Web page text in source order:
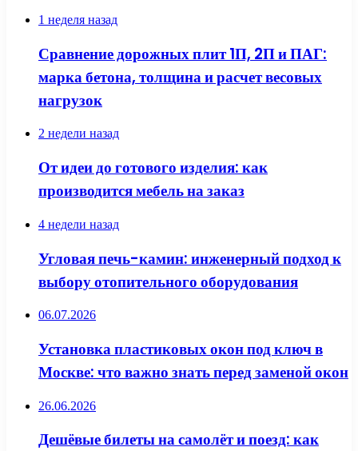
1 неделя назад
Сравнение дорожных плит 1П, 2П и ПАГ:
марка бетона, толщина и расчет весовых
нагрузок
2 недели назад
От идеи до готового изделия: как
производится мебель на заказ
4 недели назад
Угловая печь-камин: инженерный подход к
выбору отопительного оборудования
06.07.2026
Установка пластиковых окон под ключ в
Москве: что важно знать перед заменой окон
26.06.2026
Дешёвые билеты на самолёт и поезд: как